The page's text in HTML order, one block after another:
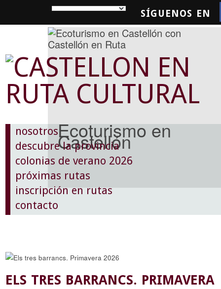
SÍGUENOS EN
Ecoturismo en
Castellón
nosotros
descubre la provincia
colonias de verano 2026
próximas rutas
inscripción en rutas
contacto
ELS TRES BARRANCS. PRIMAVERA